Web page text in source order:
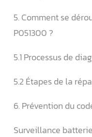
5. Comment se
P051300 ?
5.1 Processus de
5.2 Étapes de la
6. Prévention du
Surveillance batterie